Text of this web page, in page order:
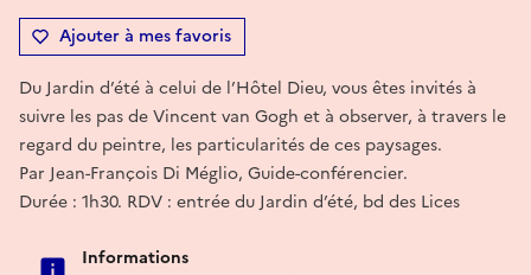
Ajouter à mes favoris
Du Jardin d’été à celui de l’Hôtel Dieu, vous êtes invités à
suivre les pas de Vincent van Gogh et à observer, à travers le
regard du peintre, les particularités de ces paysages.
Par Jean-François Di Méglio, Guide-conférencier.
Durée : 1h30. RDV : entrée du Jardin d’été, bd des Lices
Informations